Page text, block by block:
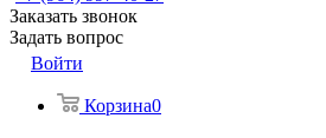
Заказать звонок
Задать вопрос
Войти
Корзина0